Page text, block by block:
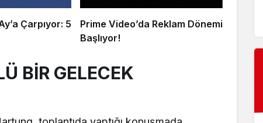
Çarpıyor: 5
Prime Video’da Reklam Dönemi
Başlıyor!
BİR GELECEK